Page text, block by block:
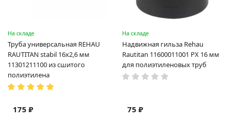
На складе
Труба универсальная REHAU
RAUTITAN stabil 16х2,6 мм
11301211100 из сшитого
полиэтилена
175 ₽
На складе
Надвижная гильза Rehau
Rautitan 11600011001 PX 16 мм
для полиэтиленовых труб
75 ₽